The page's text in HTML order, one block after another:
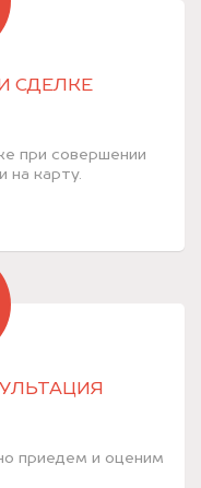
СДЕЛКЕ
при совершении
на карту.
приедем и оценим